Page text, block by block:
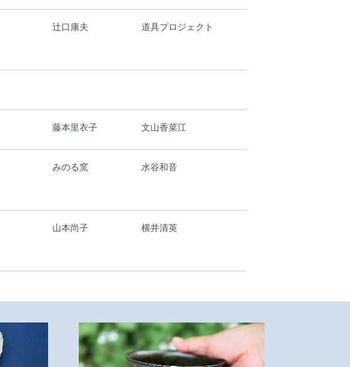
辻口康夫
道具プロジェクト
藤本里衣子 文山香菜江
みのる窯
水谷和音
山本尚子
横井清英